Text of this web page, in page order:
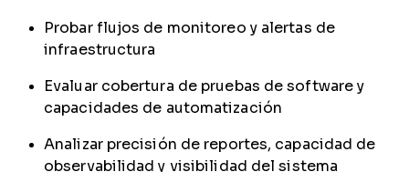
Probar flujos de monitoreo y alertas de
infraestructura
Evaluar cobertura de pruebas de software y
capacidades de automatización
Analizar precisión de reportes, capacidad de
observabilidad y visibilidad del sistema